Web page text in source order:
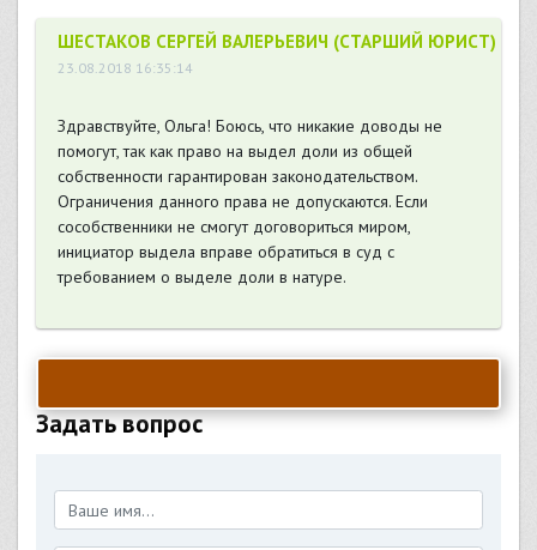
ШЕСТАКОВ СЕРГЕЙ ВАЛЕРЬЕВИЧ (СТАРШИЙ ЮРИСТ)
23.08.2018 16:35:14
Здравствуйте, Ольга! Боюсь, что никакие доводы не
помогут, так как право на выдел доли из общей
собственности гарантирован законодательством.
Ограничения данного права не допускаются. Если
сособственники не смогут договориться миром,
инициатор выдела вправе обратиться в суд с
требованием о выделе доли в натуре.
Задать вопрос